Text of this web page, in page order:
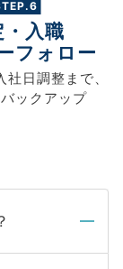
・入職
フォロー
社日調整まで、
ックアップ